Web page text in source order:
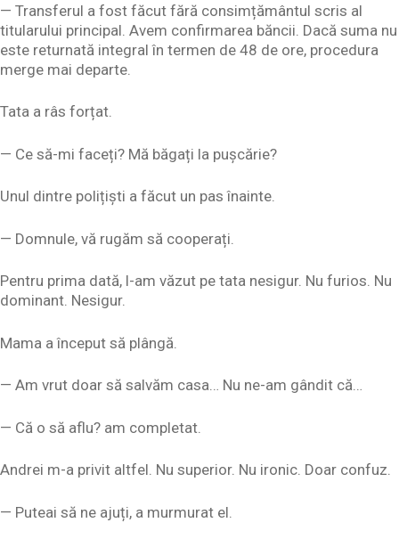
— Transferul a fost făcut fără consimțământul scris al
titularului principal. Avem confirmarea băncii. Dacă suma nu
este returnată integral în termen de 48 de ore, procedura
merge mai departe.
Tata a râs forțat.
— Ce să-mi faceți? Mă băgați la pușcărie?
Unul dintre polițiști a făcut un pas înainte.
— Domnule, vă rugăm să cooperați.
Pentru prima dată, l-am văzut pe tata nesigur. Nu furios. Nu
dominant. Nesigur.
Mama a început să plângă.
— Am vrut doar să salvăm casa… Nu ne-am gândit că…
— Că o să aflu? am completat.
Andrei m-a privit altfel. Nu superior. Nu ironic. Doar confuz.
— Puteai să ne ajuți, a murmurat el.